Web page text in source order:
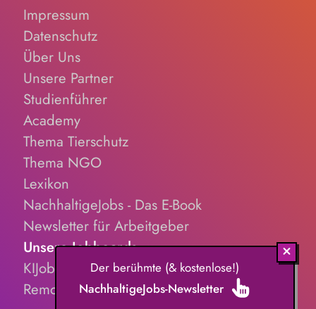
Impressum
Datenschutz
Über Uns
Unsere Partner
Studienführer
Academy
Thema Tierschutz
Thema NGO
Lexikon
NachhaltigeJobs - Das E-Book
Newsletter für Arbeitgeber
Unsere Jobboards
KIJobs.de
RemoteJobs.de
Der berühmte (& kostenlose!)
NachhaltigeJobs-Newsletter